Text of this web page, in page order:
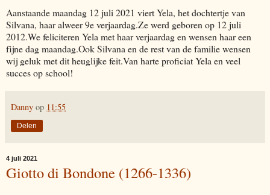
Aanstaande maandag 12 juli 2021 viert Yela, het dochtertje van
Silvana, haar alweer 9e verjaardag.Ze werd geboren op 12 juli
2012.We feliciteren Yela met haar verjaardag en wensen haar een
fijne dag maandag.Ook Silvana en de rest van de familie wensen
wij geluk met dit heuglijke feit.Van harte proficiat Yela en veel
succes op school!
Danny op 11:55
Delen
4 juli 2021
Giotto di Bondone (1266-1336)